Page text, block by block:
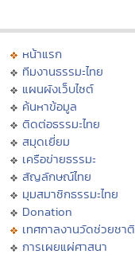
หน้าแรก
ทีมงานธรรมะไทย
แผนผังเว็บไซต์
ค้นหาข้อมูล
ติดต่อธรรมะไทย
สมุดเยี่ยม
เครือข่ายธรรมะ
สัญลักษณ์ไทย
มุมสมาชิกธรรมะไทย
Donation
เทศกาลงานวัดช่วยชาติ
การเผยแผ่ศาสนา